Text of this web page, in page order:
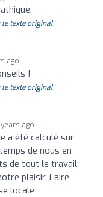
le texte original
ago
!
le texte original
ago
a été calculé sur
de nous en
de tout le travail
plaisir. Faire
locale